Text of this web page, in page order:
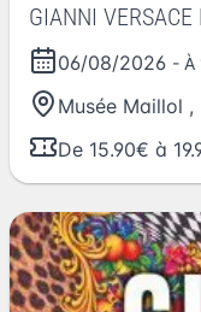
GIANNI VERSACE
06/08/2026 - À
Musée Maillol ,
De 15.90€ à